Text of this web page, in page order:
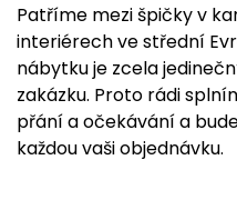
Patříme mezi špičky v
interiérech ve střední
nábytku je zcela
zakázku. Proto rádi
přání a očekávání a
každou vaši objednávku.